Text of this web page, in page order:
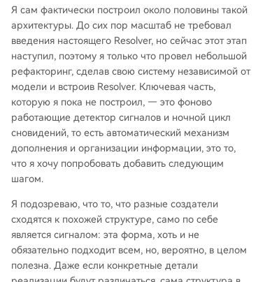
Я сам фактически построил около половины такой
архитектуры. До сих пор масштаб не требовал
введения настоящего Resolver, но сейчас этот этап
наступил, поэтому я только что провел небольшой
рефакторинг, сделав свою систему независимой от
модели и встроив Resolver. Ключевая часть,
которую я пока не построил, — это фоново
работающие детектор сигналов и ночной цикл
сновидений, то есть автоматический механизм
дополнения и организации информации, это то,
что я хочу попробовать добавить следующим
шагом.
Я подозреваю, что то, что разные создатели
сходятся к похожей структуре, само по себе
является сигналом: эта форма, хоть и не
обязательно подходит всем, но, вероятно, в целом
полезна. Даже если конкретные детали